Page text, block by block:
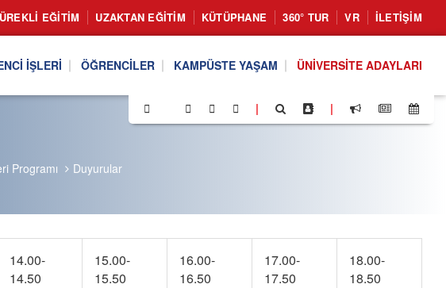
EĞITIM UZAKTAN EĞITIM KÜTÜPHANE 360° TUR VR İLETIŞIM
İŞLERI ÖĞRENCILER KAMPÜSTE YAŞAM ÜNIVERSITE ADAYLARI
| |
Programı Duyurular
14.00-
14.50
15.00-
15.50
16.00-
16.50
17.00-
17.50
18.00-
18.50